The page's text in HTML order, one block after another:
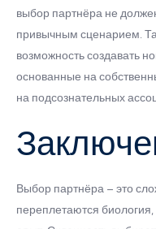
выбор партнёра не
привычным сценарием.
возможность создавать
основанные на
на подсознательных
Выбор партнёра – это
переплетаются